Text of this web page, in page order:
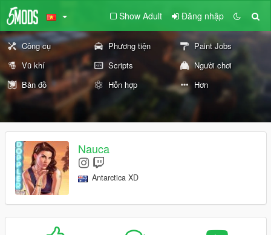
Show Adult Đăng nhập
Công cụ Phương tiện
Paint Jobs
Vũ khí
Scripts
Người chơi
Bản đồ
Hỗn hợp Hơn
Nauca
Antarctica XD